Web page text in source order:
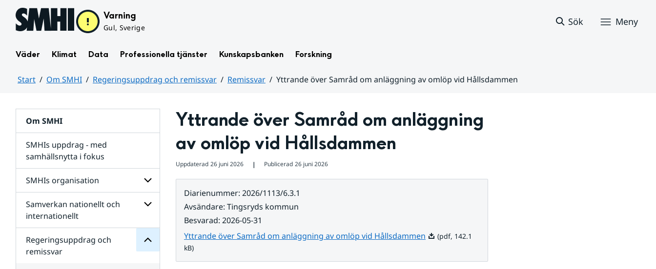
Hoppa till sidans innehåll Varning
Gul, Sverige
Sök Meny
Väder Klimat Data Professionella tjänster Kunskapsbanken Forskning
Start Om SMHI Regeringsuppdrag och remissvar Remissvar
Yttrande över Samråd om anläggning av omlöp vid Hållsdammen
Om SMHI
SMHIs uppdrag - med
samhällsnytta i fokus
SMHIs organisation
Undersidor
organisation
Samverkan nationellt och
internationellt
Undersidor
för
Regeringsuppdrag och
remissvar
för
Regeringsuppdrag
remissvar
Yttrande över Samråd om anläggning
av omlöp vid Hållsdammen
Uppdaterad 26 juni 2026 ❘ Publicerad 26 juni 2026
Diarienummer: 2026/1113/6.3.1
Avsändare: Tingsryds kommun
Besvarad: 2026-05-31
Yttrande över Samråd om anläggning av omlöp vid HållsdammenPdf, 142.1 kB.
(pdf, 142.1
kB)